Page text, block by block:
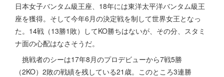
日本女子バンタム級王座、18年には東洋太平洋バンタム級王
座を獲得。そして今年6月の決定戦を制して世界女王となっ
た。14戦（13勝1敗）してKO勝ちはないが、その分、スタミ
ナ面の心配はなさそうだ。
挑戦者のシーは17年8月のプロデビューから7戦5勝
（2KO）2敗の戦績を残している21歳。このところ3連勝